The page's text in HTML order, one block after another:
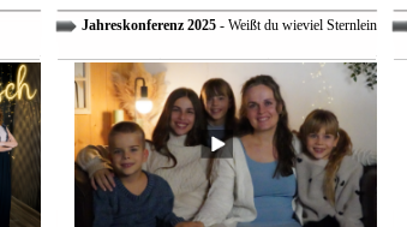
Jahreskonferenz 2025- Weißt du wieviel Sternlein